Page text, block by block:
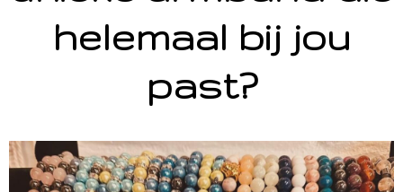
helemaal bij jou
past?